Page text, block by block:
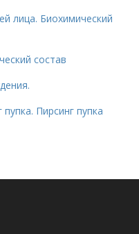
лица. Биохимический
состав
Пирсинг пупка